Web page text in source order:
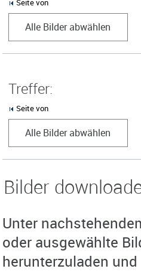
Alle Bilder abwählen
Treffer:
Seite von
Alle Bilder abwählen
Bilder
Unter
oder ausgewählte
herunterzuladen